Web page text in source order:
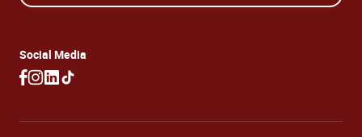
Social Media